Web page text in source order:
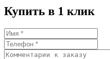
Купить в 1 клик